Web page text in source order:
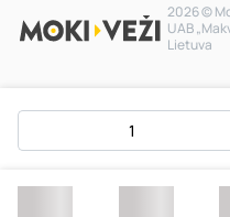
2026 ©
UAB
Lietuva